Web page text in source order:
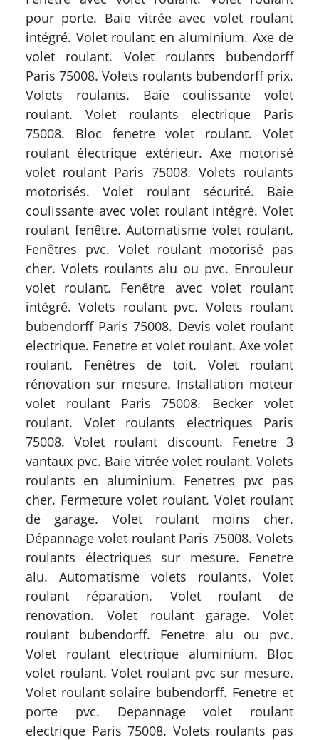
pour porte. Baie vitrée avec volet roulant
intégré. Volet roulant en aluminium. Axe de
volet roulant. Volet roulants bubendorff
Paris 75008. Volets roulants bubendorff prix.
Volets roulants. Baie coulissante volet
roulant. Volet roulants electrique Paris
75008. Bloc fenetre volet roulant. Volet
roulant électrique extérieur. Axe motorisé
volet roulant Paris 75008. Volets roulants
motorisés. Volet roulant sécurité. Baie
coulissante avec volet roulant intégré. Volet
roulant fenêtre. Automatisme volet roulant.
Fenêtres pvc. Volet roulant motorisé pas
cher. Volets roulants alu ou pvc. Enrouleur
volet roulant. Fenêtre avec volet roulant
intégré. Volets roulant pvc. Volets roulant
bubendorff Paris 75008. Devis volet roulant
electrique. Fenetre et volet roulant. Axe volet
roulant. Fenêtres de toit. Volet roulant
rénovation sur mesure. Installation moteur
volet roulant Paris 75008. Becker volet
roulant. Volet roulants electriques Paris
75008. Volet roulant discount. Fenetre 3
vantaux pvc. Baie vitrée volet roulant. Volets
roulants en aluminium. Fenetres pvc pas
cher. Fermeture volet roulant. Volet roulant
de garage. Volet roulant moins cher.
Dépannage volet roulant Paris 75008. Volets
roulants électriques sur mesure. Fenetre
alu. Automatisme volets roulants. Volet
roulant réparation. Volet roulant de
renovation. Volet roulant garage. Volet
roulant bubendorff. Fenetre alu ou pvc.
Volet roulant electrique aluminium. Bloc
volet roulant. Volet roulant pvc sur mesure.
Volet roulant solaire bubendorff. Fenetre et
porte pvc. Depannage volet roulant
electrique Paris 75008. Volets roulants pas